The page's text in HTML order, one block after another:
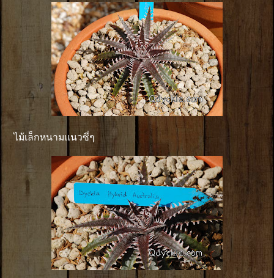
ไม้เล็กหนามแนวซี่ๆ